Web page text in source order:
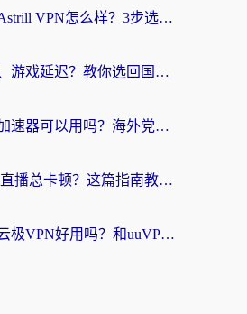
海外党必看：Astrill VPN怎么样？3步选对回国加速器实现无缝刷剧玩游戏
海外追剧卡顿、游戏延迟？教你选回国加速器，附免费加速器试用一小时福利
国外连回国内加速器可以用吗？海外党亲测实用指南，解决追剧游戏卡顿难题
海外看CCTV5直播总卡顿？这篇指南教你选对回国加速器，无缝刷国内资源
海外党必看：云极VPN好用吗？和uuVPN对比哪个回国效果更好？附真实体验+避坑指南